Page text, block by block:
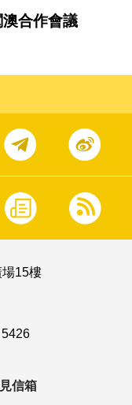
合作會議
15樓
信箱